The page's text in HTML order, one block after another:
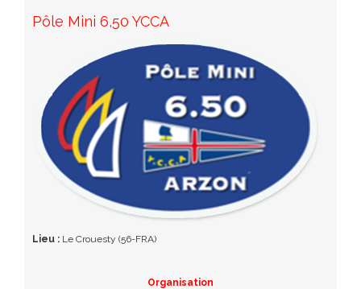
Pôle Mini 6,50 YCCA
Lieu : Le Crouesty (56-FRA)
Organisation